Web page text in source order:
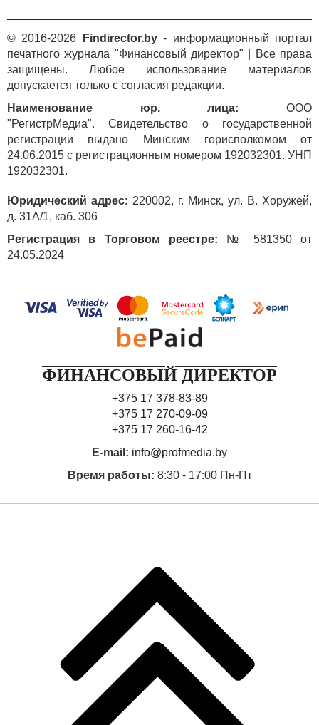
© 2016-2026 Findirector.by- информационный портал
печатного журнала "Финансовый директор" | Все права
защищены. Любое использование материалов
допускается только с согласия редакции.
Наименование юр. лица: ООО
"РегистрМедиа". Свидетельство о государственной
регистрации выдано Минским горисполкомом от
24.06.2015 с регистрационным номером 192032301. УНП
192032301.
Юридический адрес: 220002, г. Минск, ул. В. Хоружей,
д. 31А/1, каб. 306
Регистрация в Торговом реестре: № 581350 от
24.05.2024
ФИНАНСОВЫЙ ДИРЕКТОР
+375 17 378-83-89
+375 17 270-09-09
+375 17 260-16-42
E-mail: info@profmedia.by
Время работы: 8:30 - 17:00 Пн-Пт